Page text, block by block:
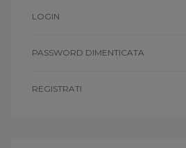
LOGIN
PASSWORD DIMENTICATA
REGISTRATI